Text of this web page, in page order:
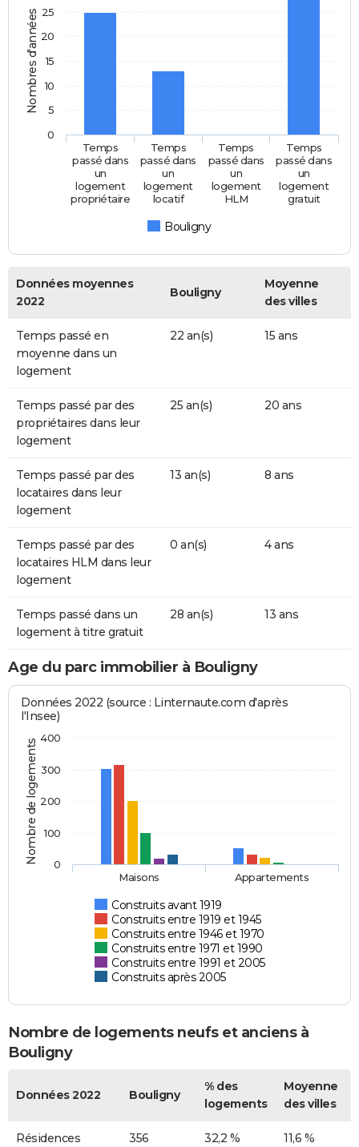
Nombres d'années
Bouligny
Temps
passé dans
un
logement
propriétaire
Temps
passé dans
un
logement
locatif
Temps
passé dans
un
logement
HLM
Temps
passé dans
un
logement
gratuit
0
5
10
15
20
25
Données moyennes
2022
Bouligny
Moyenne
des villes
Temps passé en
moyenne dans un
logement
22 an(s) 15 ans
Temps passé par des
propriétaires dans leur
logement
25 an(s) 20 ans
Temps passé par des
locataires dans leur
logement
13 an(s) 8 ans
Temps passé par des
locataires HLM dans leur
logement
0 an(s) 4 ans
Temps passé dans un
logement à titre gratuit
28 an(s) 13 ans
Age du parc immobilier à Bouligny
Nombre de logements
Données 2022 (source : Linternaute.com d'après
l'Insee)
Construits avant 1919
Construits entre 1919 et 1945
Construits entre 1946 et 1970
Construits entre 1971 et 1990
Construits entre 1991 et 2005
Construits après 2005
Maisons Appartements
0
100
200
300
400
Nombre de logements neufs et anciens à
Bouligny
Données 2022 Bouligny
% des
logements
Moyenne
des villes
Résidences
356 32,2 % 11,6 %